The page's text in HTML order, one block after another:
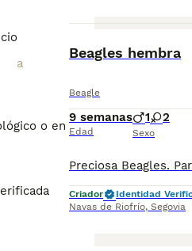
o en el
Beagles hembra
Beagle
9 semanas
Edad
1 2
Sexo
Criador
Identidad
Navas de Riofrío, Segovia